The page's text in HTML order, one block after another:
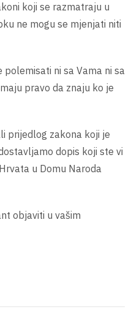
koji se razmatraju u
ne mogu se mjenjati niti
ni sa Vama ni sa
pravo da znaju ko je
prijedlog zakona koji je
dopis koji ste vi
u Domu Naroda
objaviti u vašim